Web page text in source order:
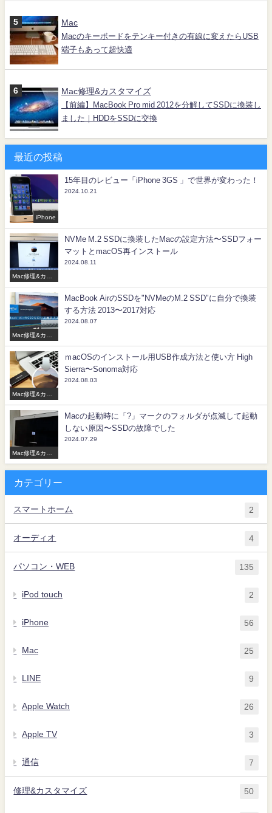
Mac
Macのキーボードをテンキー付きの有線に変えたらUSB
端子もあって超快適
Mac修理&カスタマイズ
【前編】MacBook Pro mid 2012を分解してSSDに換装し
ました｜HDDをSSDに交換
最近の投稿
iPhone
15年目のレビュー「iPhone 3GS 」で世界が変わった！
2024.10.21
Mac修理&カス
タマイズ
NVMe M.2 SSDに換装したMacの設定方法〜SSDフォー
マットとmacOS再インストール
2024.08.11
Mac修理&カス
タマイズ
MacBook AirのSSDを"NVMeのM.2 SSD"に自分で換装
する方法 2013〜2017対応
2024.08.07
Mac修理&カス
タマイズ
ｍacOSのインストール用USB作成方法と使い方 High
Sierra〜Sonoma対応
2024.08.03
Mac修理&カス
タマイズ
Macの起動時に「?」マークのフォルダが点滅して起動
しない原因〜SSDの故障でした
2024.07.29
カテゴリー
スマートホーム 2
オーディオ 4
パソコン・WEB 135
iPod touch 2
iPhone 56
Mac 25
LINE 9
Apple Watch 26
Apple TV 3
通信 7
修理&カスタマイズ 50